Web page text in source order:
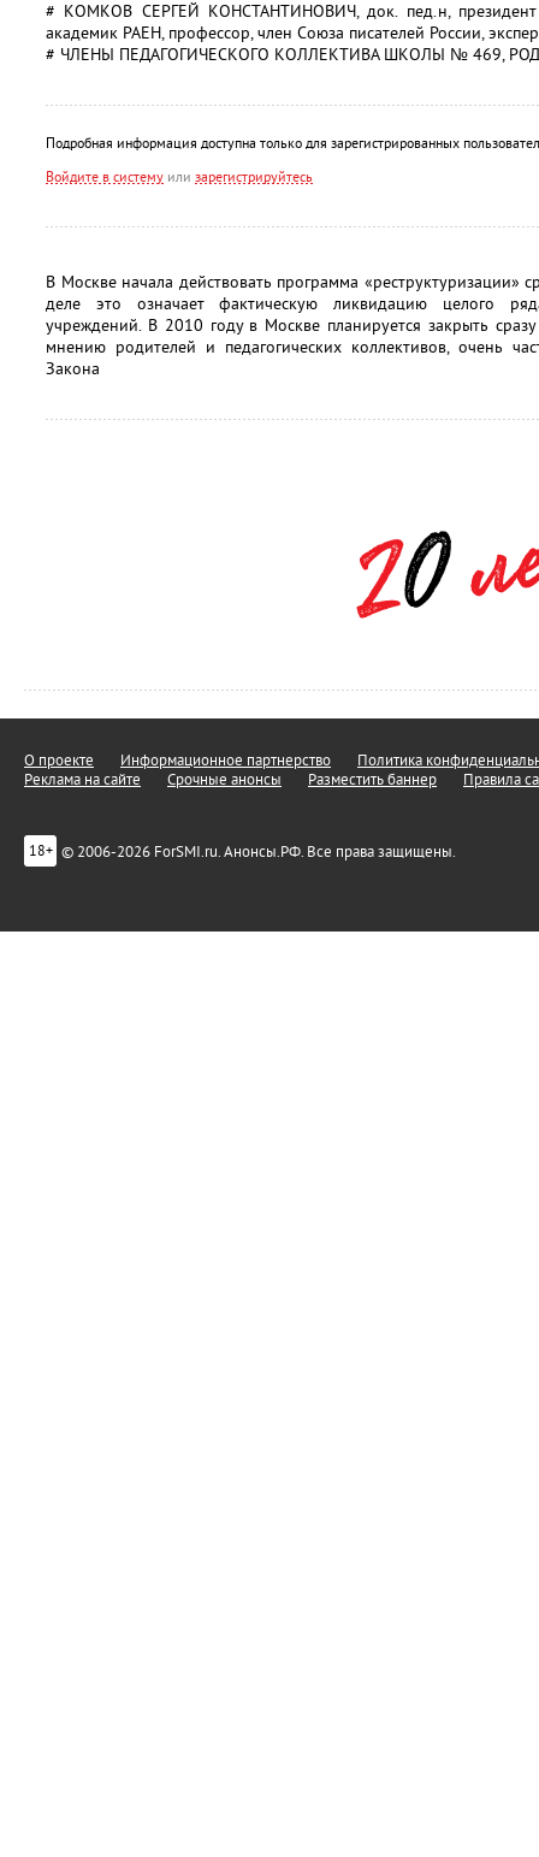
# КОМКОВ СЕРГЕЙ КОНСТАНТИНОВИЧ, док. пед.н, президент
академик РАЕН, профессор, член Союза писателей России,
# ЧЛЕНЫ ПЕДАГОГИЧЕСКОГО КОЛЛЕКТИВА ШКОЛЫ № 469,
Подробная информация доступна только для зарегистрированных
Войдите в систему или зарегистрируйтесь
В Москве начала действовать программа «реструктуризации»
деле это означает фактическую ликвидацию целого
учреждений. В 2010 году в Москве планируется закрыть
мнению родителей и педагогических коллективов, очень
Закона
О проекте Информационное партнерство
Политика
Реклама на сайте
Срочные анонсы Разместить баннер Правила
18+ © 2006-2026 ForSMI.ru. Анонсы.РФ. Все права защищены.